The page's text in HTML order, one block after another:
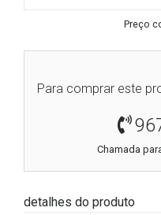
Preço
Para comprar este
Chamada
detalhes do produto